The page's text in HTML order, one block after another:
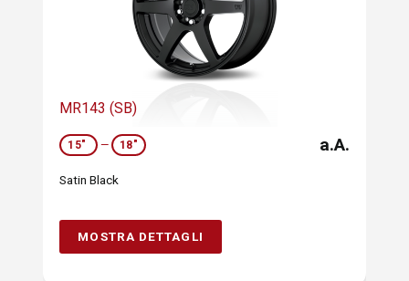
MR143 (SB)
15" — 18" a.A.
Satin Black
MOSTRA DETTAGLI